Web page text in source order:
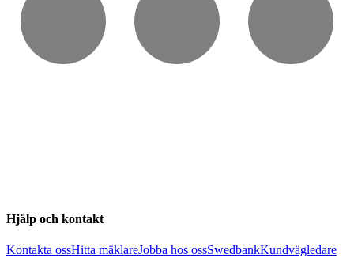
Hjälp och kontakt
Kontakta ossHitta mäklareJobba hos ossSwedbankKundvägledare